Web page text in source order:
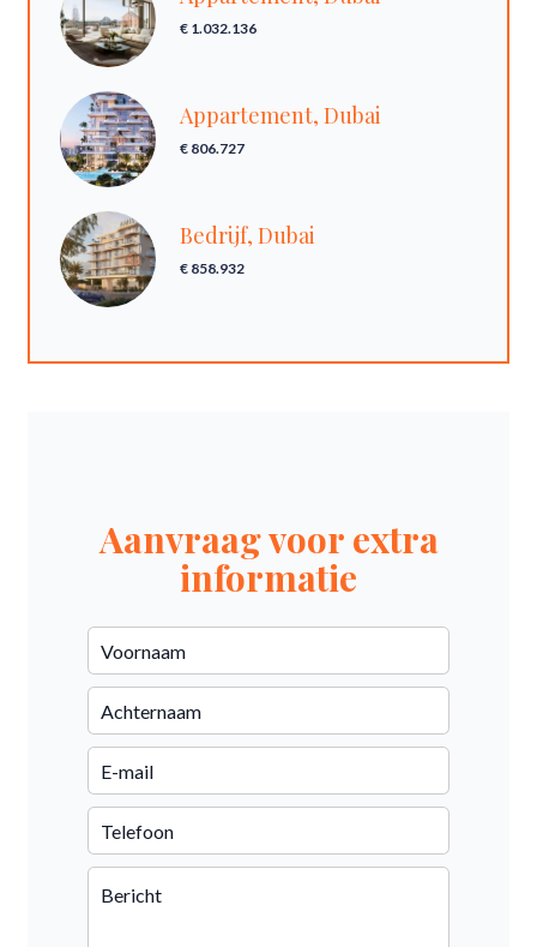
€ 1.032.136
Appartement, Dubai
€ 806.727
Bedrijf, Dubai
€ 858.932
Aanvraag voor extra
informatie